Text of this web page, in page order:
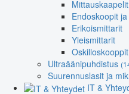
Endoskoopit
Erikoismittarit
Yleismittarit
Oskilloskooppit
Ultraäänipuhdistus
Suurennuslasit ja
IT &